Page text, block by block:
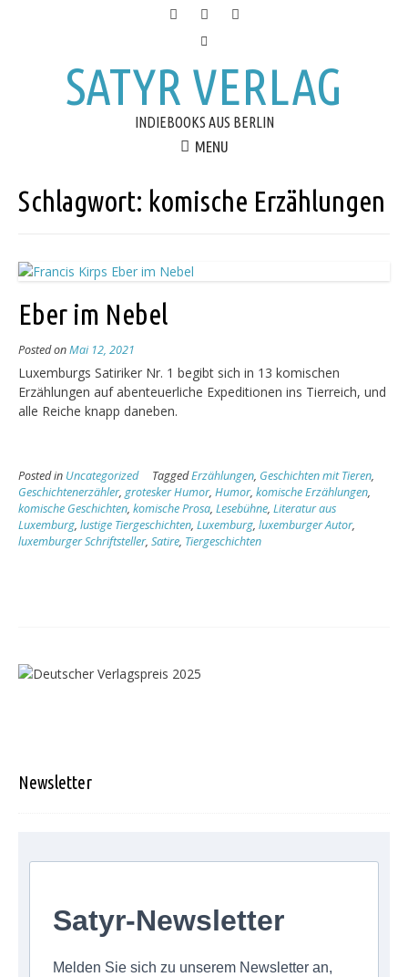
SATYR VERLAG
INDIEBOOKS AUS BERLIN
MENU
Schlagwort: komische Erzählungen
Eber im Nebel
Posted onMai 12, 2021
Luxemburgs Satiriker Nr. 1 begibt sich in 13 ko­mi­schen
Erzählungen auf abenteuerliche Expe­di­tionen ins Tierreich, und
alle Reiche knapp daneben.
Posted in Uncategorized TaggedErzählungen, Geschichten mit Tieren,
Geschichtenerzähler, grotesker Humor, Humor, komische Erzählungen,
komische Geschichten, komische Prosa, Lesebühne, Literatur aus
Luxemburg, lustige Tiergeschichten, Luxemburg, luxemburger Autor,
luxemburger Schriftsteller, Satire, Tiergeschichten
Newsletter
Satyr-Newsletter
Melden Sie sich zu unserem Newsletter an,